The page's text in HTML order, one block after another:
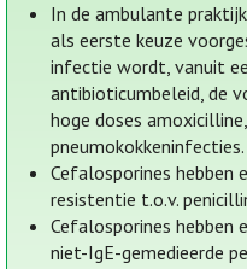
In de ambulante
als eerste keuze
infectie wordt, vanuit
antibioticumbeleid, de
hoge doses
pneumokokkeninfecties.
Cefalosporines hebben
resistentie t.o.v.
Cefalosporines hebben
niet-IgE-gemedieerde